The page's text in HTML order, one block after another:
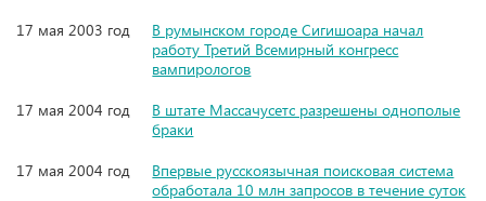
17 мая 2003 год
В румынском городе Сигишоара начал
работу Третий Всемирный конгресс
вампирологов
17 мая 2004 год
В штате Массачусетс разрешены однополые
браки
17 мая 2004 год
Впервые русскоязычная поисковая система
обработала 10 млн запросов в течение суток